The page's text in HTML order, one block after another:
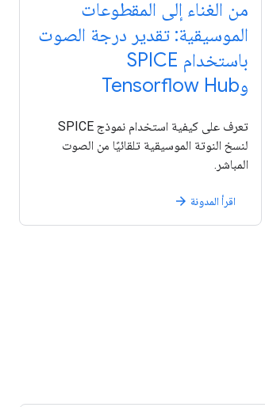
من الغناء إلى المقطوعات
الموسيقية: تقدير درجة الصوت
باستخدام SPICE
وTensorflow Hub
تعرف على كيفية استخدام نموذج SPICE
لنسخ النوتة الموسيقية تلقائيًا من الصوت
المباشر.
اقرأ المدونة arrow_forward